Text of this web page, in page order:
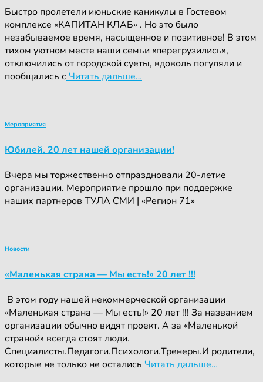
Быстро пролетели июньские каникулы в Гостевом
комплексе «КАПИТАН КЛАБ» . Но это было
незабываемое время, насыщенное и позитивное! В этом
тихом уютном месте наши семьи «перегрузились»,
отключились от городской суеты, вдоволь погуляли и
пообщались с Читать дальше…
Мероприятия
Юбилей. 20 лет нашей организации!
Вчера мы торжественно отпраздновали 20-летие
организации. Мероприятие прошло при поддержке
наших партнеров ТУЛА СМИ | «Регион 71»
Новости
«Маленькая страна — Мы есть!» 20 лет !!!
‍ ‍В этом году нашей некоммерческой организации
«Маленькая страна — Мы есть!» 20 лет !!! За названием
организации обычно видят проект. А за «Маленькой
страной» всегда стоят люди.
Специалисты.Педагоги.Психологи.Тренеры.И родители,
которые не только не остались Читать дальше…